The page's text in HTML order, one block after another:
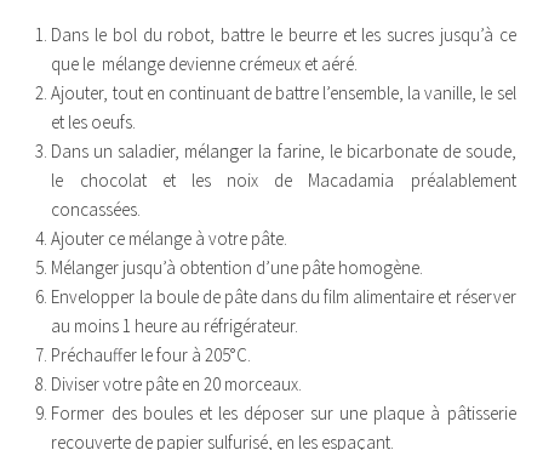
Dans le bol du robot, battre le beurre et les sucres jusqu’à ce
que le mélange devienne crémeux et aéré.
Ajouter, tout en continuant de battre l’ensemble, la vanille, le sel
et les oeufs.
Dans un saladier, mélanger la farine, le bicarbonate de soude,
le chocolat et les noix de Macadamia préalablement
concassées.
Ajouter ce mélange à votre pâte.
Mélanger jusqu’à obtention d’une pâte homogène.
Envelopper la boule de pâte dans du film alimentaire et réserver
au moins 1 heure au réfrigérateur.
Préchauffer le four à 205°C.
Diviser votre pâte en 20 morceaux.
Former des boules et les déposer sur une plaque à pâtisserie
recouverte de papier sulfurisé, en les espaçant.